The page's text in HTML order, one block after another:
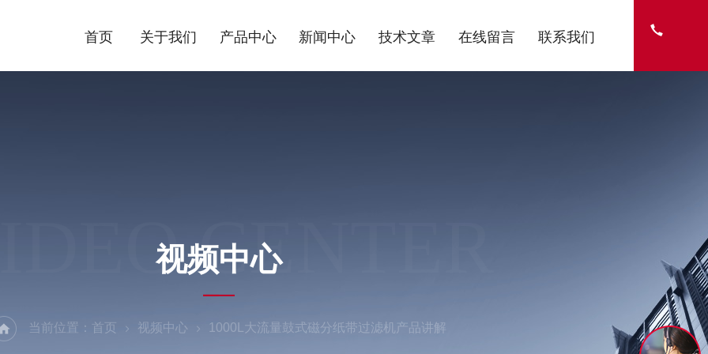
首页 关于我们 产品中心 新闻中心 技术文章 在线留言 联系我们
CENTER
视频中心
当前位置： 首页 视频中心 1000L大流量鼓式磁分纸带过滤机产品讲解